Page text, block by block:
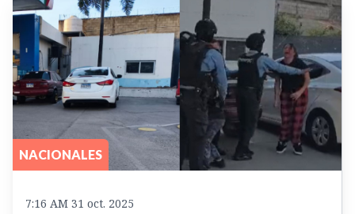
NACIONALES
7:16 AM 31 oct. 2025